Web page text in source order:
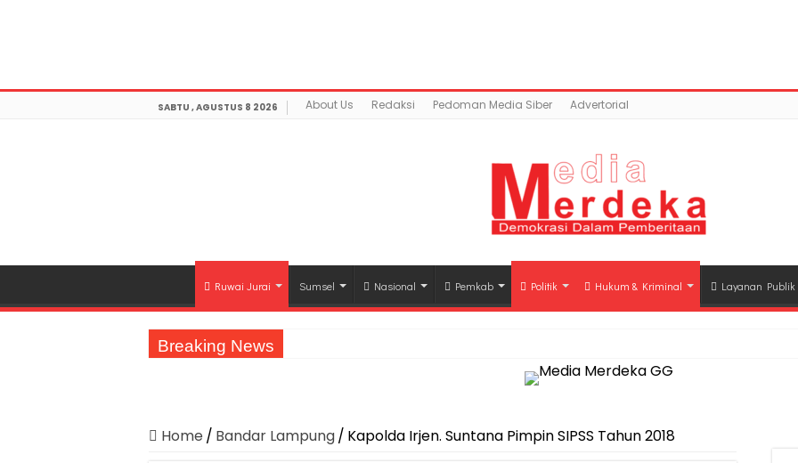
SABTU , AGUSTUS 8 2026 About Us Redaksi Pedoman Media Siber Advertorial
Ruwai Jurai Sumsel Nasional Pemkab Politik Hukum & Kriminal Layanan Publik
Breaking News
Jasa Raharja Serahkan Santunan kepada Ahli Waris Korban Kebakaran KM Mutiara Sentosa II
Pemprov Lampung Berhasil Kendalikan Inflasi, Jadi Provinsi dengan Inflasi Terendah di Sumatera
Home / Bandar Lampung/ Kapolda Irjen. Suntana Pimpin SIPSS Tahun 2018